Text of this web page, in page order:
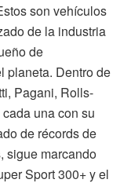
son vehículos
de la industria
de
planeta. Dentro de
Pagani, Rolls-
una con su
de récords de
sigue marcando
Sport 300+ y el